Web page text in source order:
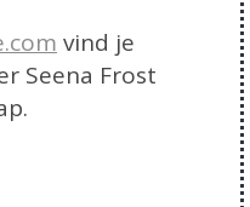
vind je
Seena Frost